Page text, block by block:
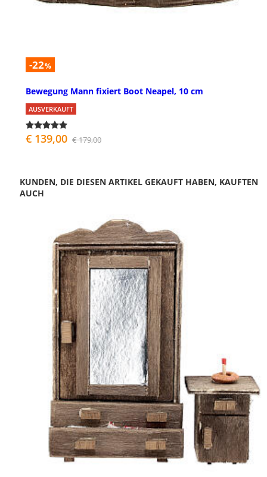
-22%
Bewegung Mann fixiert Boot Neapel, 10 cm
AUSVERKAUFT
€ 139,00 € 179,00
KUNDEN, DIE DIESEN ARTIKEL GEKAUFT HABEN, KAUFTEN
AUCH